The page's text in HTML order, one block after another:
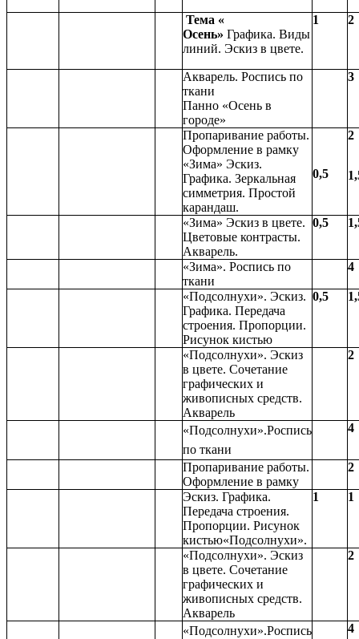
Тема «
Осень» Графика. Виды
линий. Эскиз в цвете.
1 2
Акварель. Роспись по
ткани
Панно «Осень в
городе»
3
Пропаривание работы.
Оформление в рамку
«Зима» Эскиз.
Графика. Зеркальная
симметрия. Простой
карандаш.
0,5
2
«Зима» Эскиз в цвете.
Цветовые контрасты.
Акварель.
0,5
«Зима». Роспись по
ткани
4
«Подсолнухи». Эскиз.
Графика. Передача
строения. Пропорции.
Рисунок кистью
0,5
«Подсолнухи». Эскиз
в цвете. Сочетание
графических и
живописных средств.
Акварель
2
«Подсолнухи».Роспись
по ткани
4
Пропаривание работы.
Оформление в рамку
2
Эскиз. Графика.
Передача строения.
Пропорции. Рисунок
кистью«Подсолнухи».
1 1
«Подсолнухи». Эскиз
в цвете. Сочетание
графических и
живописных средств.
Акварель
2
«Подсолнухи».Роспись
4